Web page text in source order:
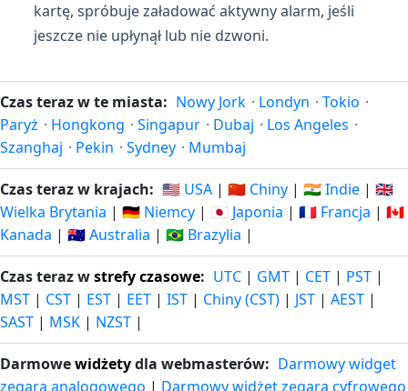
kartę, spróbuje załadować aktywny alarm, jeśli
jeszcze nie upłynął lub nie dzwoni.
Czas teraz w te miasta: Nowy Jork · Londyn · Tokio ·
Paryż · Hongkong · Singapur · Dubaj · Los Angeles ·
Szanghaj · Pekin · Sydney · Mumbaj
Czas teraz w krajach: 🇺🇸 USA | 🇨🇳 Chiny | 🇮🇳 Indie | 🇬🇧
Wielka Brytania | 🇩🇪 Niemcy | 🇯🇵 Japonia | 🇫🇷 Francja | 🇨🇦
Kanada | 🇦🇺 Australia | 🇧🇷 Brazylia |
Czas teraz wstrefy czasowe: UTC | GMT | CET | PST |
MST | CST | EST | EET | IST | Chiny (CST) | JST | AEST |
SAST | MSK | NZST |
Darmowewidżetydla webmasterów: Darmowy widget
zegara analogowego | Darmowy widżet zegara cyfrowego